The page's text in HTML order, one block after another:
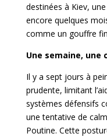
destinées à Kiev,
encore quelques
comme un gouffre
Une semaine, une
Il y a sept jours à
prudente, limitant
systèmes défensifs
une tentative de
Poutine. Cette